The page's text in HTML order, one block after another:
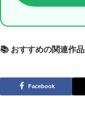
📚 おすすめの関連作品
Facebook